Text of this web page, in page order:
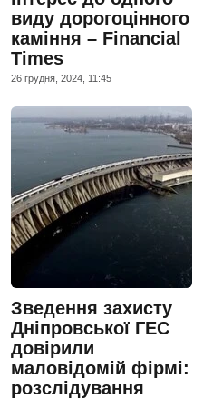
виду дорогоцінного
каміння – Financial
Times
26 грудня, 2024, 11:45
Зведення захисту
Дніпровської ГЕС
довірили
маловідомій фірмі:
розслідування